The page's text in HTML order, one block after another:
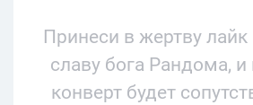
Принеси в жертву
славу бога Рандома,
конверт будет